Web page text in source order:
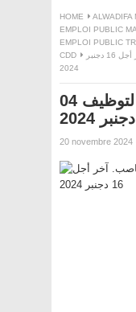
HOME
EMPLOI PUBLIC
EMPLOI PUBLIC
CDD
إقليم تاونات : مباريات لتوظيف 04 مناصب. آخر أجل 16 دجنبر
2024
إقليم تاونات : مباريات لتوظيف 04
20 novembre 2024